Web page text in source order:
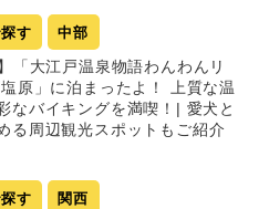
す 中部
「大江戸温泉物語わんわんリ
原」に泊まったよ！ 上質な温
なバイキングを満喫！| 愛犬と
る周辺観光スポットもご紹介
す 関西